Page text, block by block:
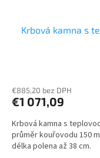
Krbová kamna s
€885,20 bez DPH
€1 071,09
Krbová kamna s
průměr kouřovodu 150
délka polena až 38 cm.